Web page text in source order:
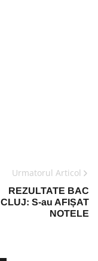
Urmatorul Articol
REZULTATE BAC
CLUJ: S-au AFIȘAT
NOTELE